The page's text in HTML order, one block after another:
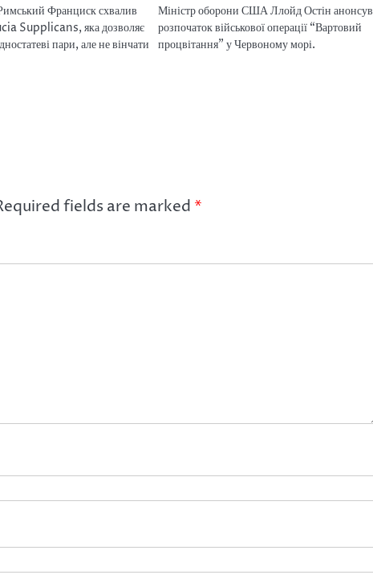
Франциск схвалив
Supplicans, яка дозволяє
пари, але не вінчати
Міністр оборони США Ллойд Остін
розпочаток військової операції “Вартовий
процвітання” у Червоному морі.
fields are marked *